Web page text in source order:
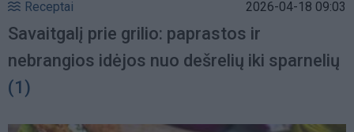
Receptai 2026-04-18 09:03
Savaitgalį prie grilio: paprastos ir
nebrangios idėjos nuo dešrelių iki sparnelių
(1)